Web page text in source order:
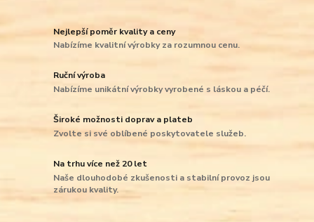
Nejlepší poměr kvality a ceny
Nabízíme kvalitní výrobky za rozumnou cenu.
Ruční výroba
Nabízíme unikátní výrobky vyrobené s láskou a péčí.
Široké možnosti doprav a plateb
Zvolte si své oblíbené poskytovatele služeb.
Na trhu více než 20 let
Naše dlouhodobé zkušenosti a stabilní provoz jsou
zárukou kvality.